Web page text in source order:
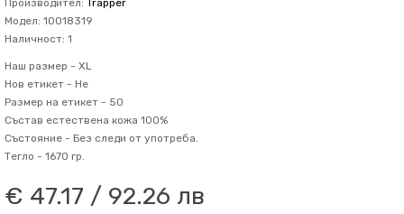
Производител: Trapper
Модел: 10018319
Наличност: 1
Наш размер - XL
Нов етикет - Не
Размер на етикет - 50
Състав естествена кожа 100%
Състояние - Без следи от употреба.
Тегло - 1670 гр.
€ 47.17 / 92.26 лв